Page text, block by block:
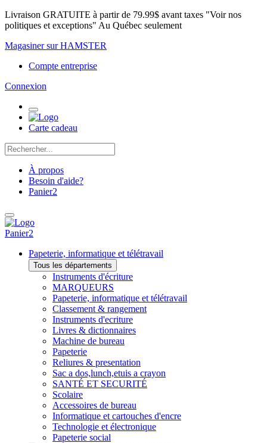
Livraison GRATUITE à partir de 79.99$ avant taxes "Voir nos
politiques et exceptions" Au Québec seulement
Magasiner sur HAMSTER
Compte entreprise
Connexion
Carte cadeau
À propos
Besoin d'aide?
Panier2
Panier2
Papeterie, informatique et télétravail
Tous les départements
Instruments d'écriture
MARQUEURS
Papeterie, informatique et télétravail
Classement & rangement
Instruments d'ecriture
Livres & dictionnaires
Machine de bureau
Papeterie
Reliures & presentation
Sac a dos,lunch,etuis a crayon
SANTÉ ET SECURITÉ
Scolaire
Accessoires de bureau
Informatique et cartouches d'encre
Technologie et électronique
Papeterie social